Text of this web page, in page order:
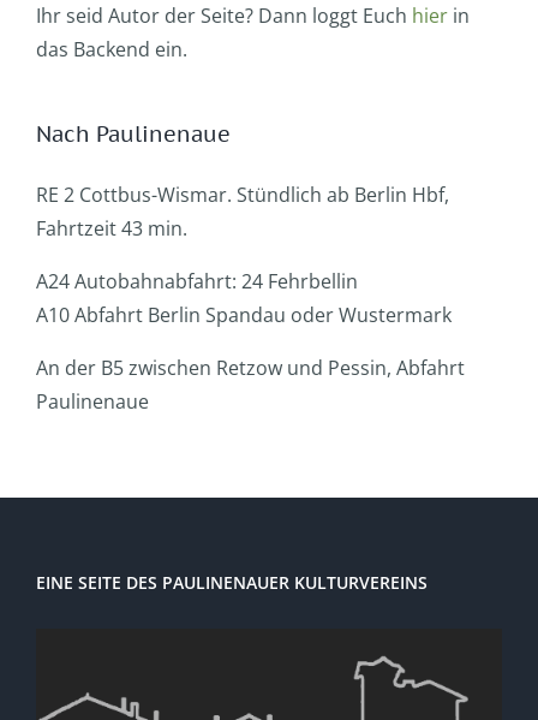
Ihr seid Autor der Seite? Dann loggt Euch hier in
das Backend ein.
Nach Paulinenaue
RE 2 Cottbus-Wismar. Stündlich ab Berlin Hbf,
Fahrtzeit 43 min.
A24 Autobahnabfahrt: 24 Fehrbellin
A10 Abfahrt Berlin Spandau oder Wustermark
An der B5 zwischen Retzow und Pessin, Abfahrt
Paulinenaue
EINE SEITE DES PAULINENAUER KULTURVEREINS